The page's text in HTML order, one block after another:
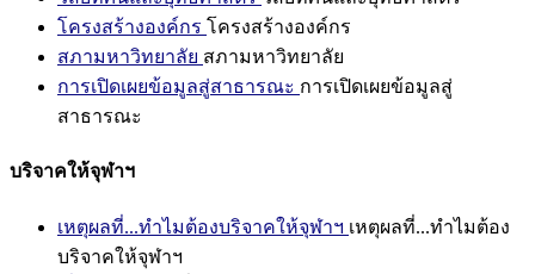
โครงสร้างองค์กร โครงสร้างองค์กร
สภามหาวิทยาลัย สภามหาวิทยาลัย
การเปิดเผยข้อมูลสู่สาธารณะ การเปิดเผยข้อมูลสู่
สาธารณะ
บริจาคให้จุฬาฯ
เหตุผลที่...ทำไมต้องบริจาคให้จุฬาฯ เหตุผลที่...ทำไมต้อง
บริจาคให้จุฬาฯ